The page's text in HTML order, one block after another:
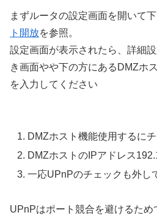
まずルータの設定画面を開いて下
ト開放を参照。
設定画面が表示されたら、詳細
き画面やや下の方にあるDMZホ
を入力してください
DMZホスト機能使用するに
DMZホストのIPアドレス
一応UPnPのチェックも外し
UPnPはポート競合を避けるた